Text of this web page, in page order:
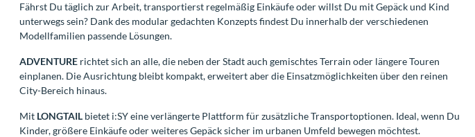
Fährst Du täglich zur Arbeit, transportierst regelmäßig Einkäufe oder willst Du mit Gepäck und Kind
unterwegs sein? Dank des modular gedachten Konzepts findest Du innerhalb der verschiedenen
Modellfamilien passende Lösungen.
ADVENTURE richtet sich an alle, die neben der Stadt auch gemischtes Terrain oder längere Touren
einplanen. Die Ausrichtung bleibt kompakt, erweitert aber die Einsatzmöglichkeiten über den reinen
City-Bereich hinaus.
Mit LONGTAIL bietet i:SY eine verlängerte Plattform für zusätzliche Transportoptionen. Ideal, wenn Du
Kinder, größere Einkäufe oder weiteres Gepäck sicher im urbanen Umfeld bewegen möchtest.